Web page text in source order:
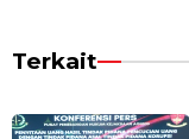
Terkait